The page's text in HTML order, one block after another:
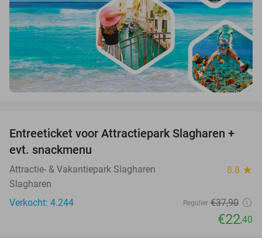
41%
Entreeticket voor Attractiepark Slagharen +
evt. snackmenu
Attractie- & Vakantiepark Slagharen 8.8 star
Slagharen
Verkocht: 4.244
Regulier €37,90
€22,40